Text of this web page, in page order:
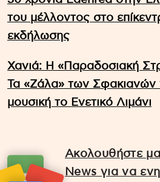
του μέλλοντος στο
εκδήλωσης
Χανιά: Η «Παραδοσιακή
Τα «Ζάλα» των Σφακιανών
μουσική το Ενετικό Λιμάνι
Ακολουθήστε
News για να